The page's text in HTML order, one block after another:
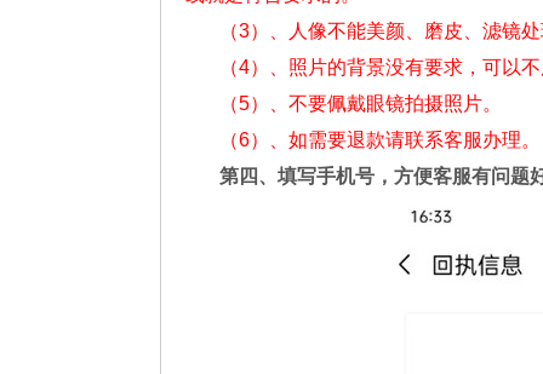
（3）、人像不能美颜、磨皮、滤镜
（4）、照片的背景没有要求，可以
（5）、不要佩戴眼镜拍摄照片。
（6）、如需要退款请联系客服办理。
第四、填写手机号，方便客服有问题